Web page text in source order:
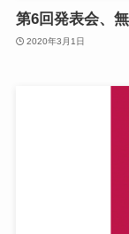
第6回発表会、
2020年3月1日